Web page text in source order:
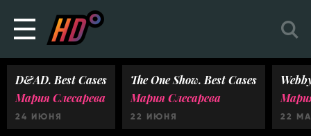
D&AD. Best Cases
Мария Слесарева
24 ИЮНЯ
The One Show. Best Cases
Мария Слесарева
22 ИЮНЯ 22